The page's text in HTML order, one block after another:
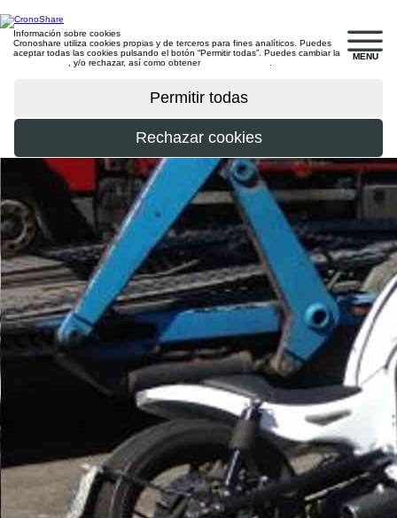
MENU
Información sobre cookies
Cronoshare utiliza cookies propias y de terceros para fines analíticos. Puedes
aceptar todas las cookies pulsando el botón “Permitir todas”. Puedes cambiar la
, y/o rechazar, así como obtener